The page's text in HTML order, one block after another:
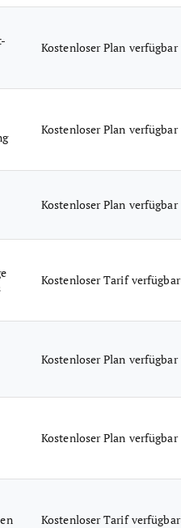
Kostenloser Plan verfügbar
Kostenloser Plan verfügbar
Kostenloser Plan verfügbar
Kostenloser Tarif verfügbar
Kostenloser Plan verfügbar
Kostenloser Plan verfügbar
Kostenloser Tarif verfügbar